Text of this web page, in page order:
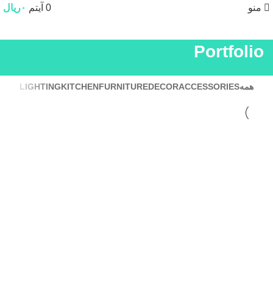
منو 0 آیتم ۰ریال
Portfolio
همهACCESSORIES
DECOR
FURNITURE
KITCHEN
LIGHTING